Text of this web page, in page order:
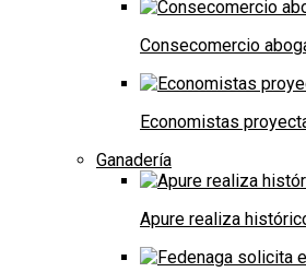
Consecomercio
Economistas
Ganadería
Apure realiza